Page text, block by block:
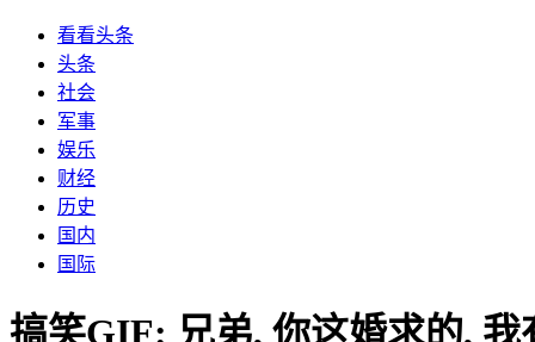
看看头条
头条
社会
军事
娱乐
财经
历史
国内
国际
搞笑GIF: 兄弟, 你这婚求的,